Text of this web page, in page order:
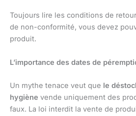
Toujours lire les conditions de
de non-conformité, vous devez
produit.
L’importance des dates de
Un mythe tenace veut que le
hygiène vende uniquement des
faux. La loi interdit la vente de